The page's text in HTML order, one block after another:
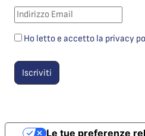
Ho letto e accetto la privacy
Le tue preferenze